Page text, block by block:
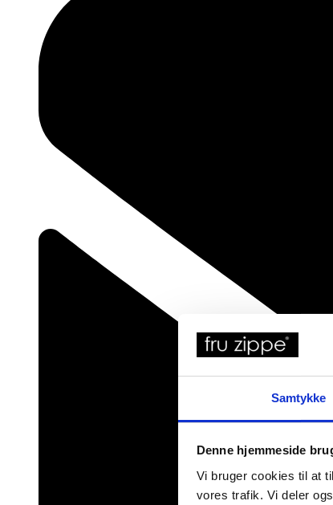
Samtykke
Denne hjemmeside
Vi bruger cookies til at
vores trafik. Vi deler